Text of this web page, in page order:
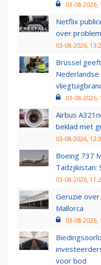
03-08-2026,
Netflix
over
03-08-2026,
Brussel
03-08-2026,
Airbus
beklad met
03-08-2026,
Boeing 737
Tadzjikistan:
03-08-2026,
Geruzie
Mallorca
03-08-2026,
voor bod